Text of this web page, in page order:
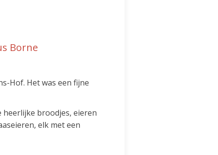
Borne
Hof. Het was een fijne
heerlijke broodjes, eieren
elk met een